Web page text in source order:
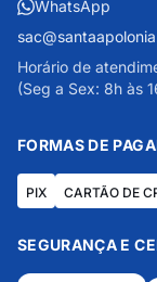
WhatsApp
Horário de
(Seg a Sex: 8h às
FORMAS DE
PIX CARTÃO DE
SEGURANÇA E